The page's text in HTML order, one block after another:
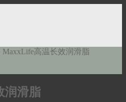
MaxxLife高温长效润滑脂
润滑脂